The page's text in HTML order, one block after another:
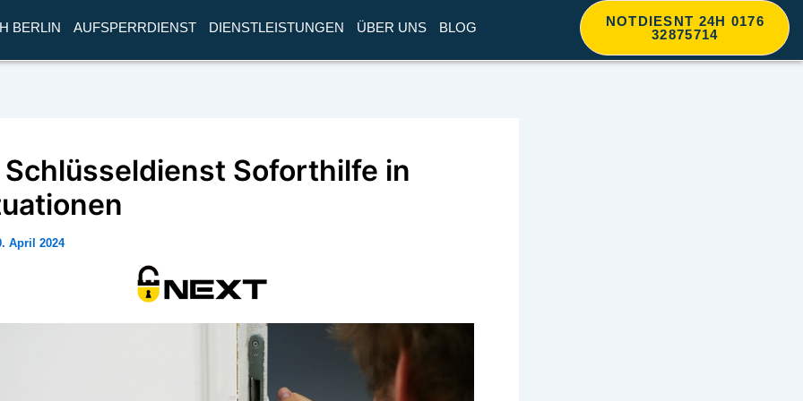
BERLIN AUFSPERRDIENST DIENSTLEISTUNGEN ÜBER UNS BLOG
NOTDIESNT 24H 0176
32875714
Schlüsseldienst Soforthilfe in
April 2024